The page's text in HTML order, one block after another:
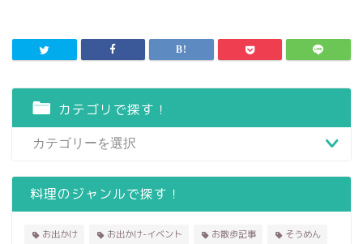
カテゴリで探す！
料理のジャンルで探す！
お出かけ お出かけ-イベント お散歩記事
そうめん